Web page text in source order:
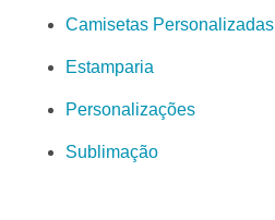
Camisetas Personalizadas
Estamparia
Personalizações
Sublimação